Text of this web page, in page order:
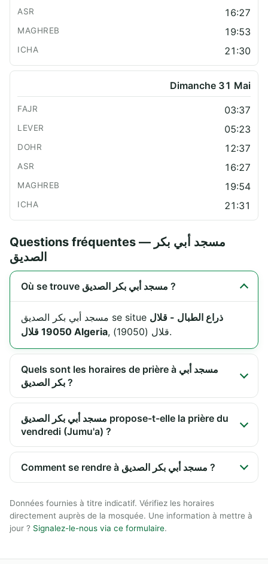
16:27
19:53
21:30
Dimanche 31 Mai
03:37
05:23
12:37
16:27
19:54
21:31
Questions fréquentes — مسجد أبي بكر
الصديق
Où se trouve مسجد أبي بكر الصديق ?
مسجد أبي بكر الصديق se situe ذراع الطبال - قلال
19050 قلال Algeria
, قلال (19050).
Quels sont les horaires de prière à مسجد أبي
بكر الصديق ?
مسجد أبي بكر الصديق propose-t-elle la prière du
vendredi (Jumu'a) ?
Comment se rendre à مسجد أبي بكر الصديق ?
Données fournies à titre indicatif. Vérifiez les horaires
directement auprès de la mosquée. Une information à mettre à
jour ? Signalez-le-nous via ce formulaire.